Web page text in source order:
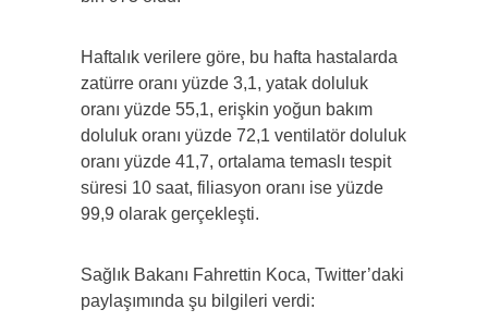
Haftalık verilere göre, bu hafta hastalarda
zatürre oranı yüzde 3,1, yatak doluluk
oranı yüzde 55,1, erişkin yoğun bakım
doluluk oranı yüzde 72,1 ventilatör doluluk
oranı yüzde 41,7, ortalama temaslı tespit
süresi 10 saat, filiasyon oranı ise yüzde
99,9 olarak gerçekleşti.
Sağlık Bakanı Fahrettin Koca, Twitter’daki
paylaşımında şu bilgileri verdi: